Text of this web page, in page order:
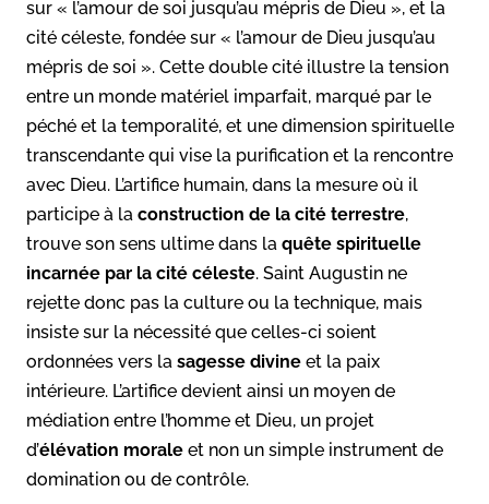
sur « l’amour de soi jusqu’au mépris de Dieu », et la
cité céleste, fondée sur « l’amour de Dieu jusqu’au
mépris de soi ». Cette double cité illustre la tension
entre un monde matériel imparfait, marqué par le
péché et la temporalité, et une dimension spirituelle
transcendante qui vise la purification et la rencontre
avec Dieu. L’artifice humain, dans la mesure où il
participe à la construction de la cité terrestre,
trouve son sens ultime dans la quête spirituelle
incarnée par la cité céleste. Saint Augustin ne
rejette donc pas la culture ou la technique, mais
insiste sur la nécessité que celles-ci soient
ordonnées vers la sagesse divine et la paix
intérieure. L’artifice devient ainsi un moyen de
médiation entre l’homme et Dieu, un projet
d’élévation morale et non un simple instrument de
domination ou de contrôle.